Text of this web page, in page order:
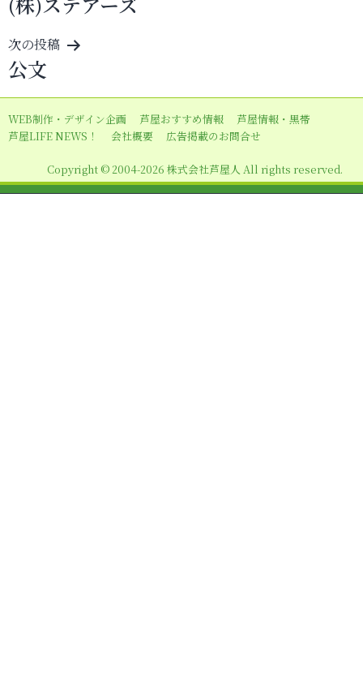
稿
ナ
ビ
ゲ
ー
シ
ン
次の投稿
公文
WEB制作・デザイン企画 芦屋おすすめ情報
芦屋情報・黒帯
芦屋LIFE NEWS！
会社概要 広告掲載のお問合せ
Copyright © 2004-2026 株式会社芦屋人 All rights reserved.